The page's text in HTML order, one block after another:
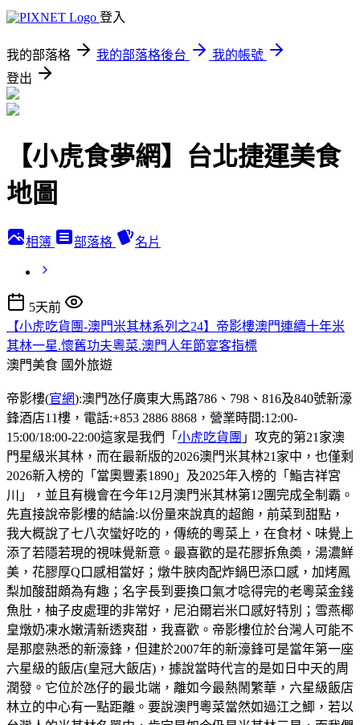
登入
我的部落格 我的部落格後台
我的帳號
登出
【小虎食夢網】台北捷運美食
地圖
相簿 部落格 名片
5天前
【小虎吃貨團-澳門米其林系列之24】帝影樓澳門連續十年米
其林一星.懷舊功夫粵菜.澳門人年節宴客指標
澳門美食 國外旅遊
帝影樓(官網):澳門氹仔廣東大馬路786、798、816及840號新濠
鋒酒店11樓，電話:+853 2886 8868，營業時間:12:00-
15:00/18:00-22:00這家是我們「 小虎吃貨團 」攻克的第21家澳
門星級米其林，而在最新版的2026澳門米其林21家中，也僅剩
2026新入榜的「當奧豐素1890」及2025年入榜的「鮨吉祥宮
川」，並且有機會在今年12月澳門米其林第12團完成全制霸。
先直接說帝影樓的結論:以份量來說真的超飽，前菜到甜點，
我大概說了七八次蠻好吃的，傳統的粵菜上，在食材、味覺上
添了若隱若現的視味覺新意。最喜歡的是花膠拆魚𡙡，湯濃鮮
美，花膠厚Q口感相當好；燉牛脥肉配炸鍋巴添口感，加烤鳳
梨加酸甜頗為有趣；名字長到要換口氣才唸得完的老粵菜金錢
魚肚，柚子皮處理的非常好，尼泊爾岩米口感好特別；雪燕椰
皇燉奶凍水嫩清新透爽甜，我喜歡。帝影樓位於台灣人可能不
是那麼熟悉的新濠鋒，但建於2007年的新濠鋒可是當年第一座
六星級的飯店(皇冠大飯店)，據說當時代言的是如日中天的周
潤發。它位於氹仔的最北端，離如今最熱鬧繁華，六星級飯店
林立的中心有一點距離。要說澳門粵菜當然如過江之鯽，若以